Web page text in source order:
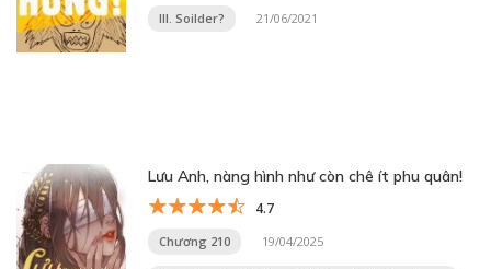
III. Soilder? 21/06/2021
Lưu Anh, nàng hình như còn chê ít phu quân!
4.7
Chương 210 19/04/2025